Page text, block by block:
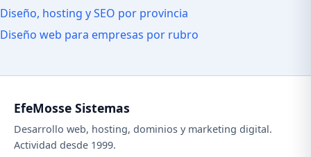
Diseño, hosting y SEO por provincia
Diseño web para empresas por rubro
EfeMosse Sistemas
Desarrollo web, hosting, dominios y marketing digital.
Actividad desde 1999.